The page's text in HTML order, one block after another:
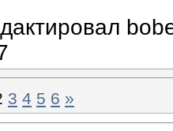
3 4 5 6 »